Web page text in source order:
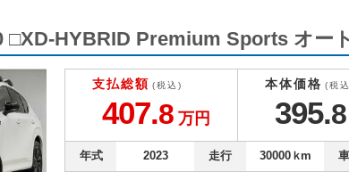
□XD-HYBRID Premium Sports オー
支払総額 (税込)
407.8 万円
本体価格 (税
395.8
年式 2023 走行 30000ｋm